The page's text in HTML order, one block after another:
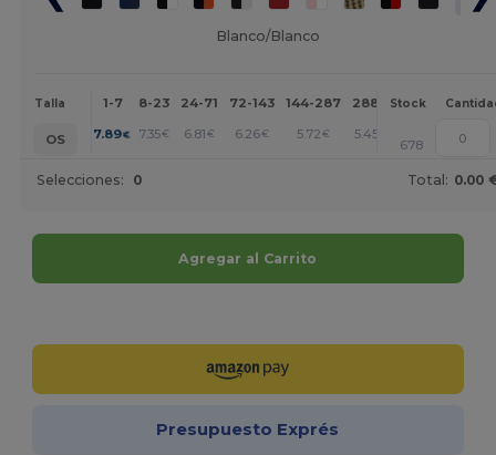
Blanco/Blanco
Talla 1-7 8-23 24-71 72-143 144-287 288 + Más
Stock
OS 7.89€ 7.35€ 6.81€ 6.26€ 5.72€ 5.45 +
678
Selecciones: 0 Total: 0.00
Agregar al Carrito
Presupuesto Exprés